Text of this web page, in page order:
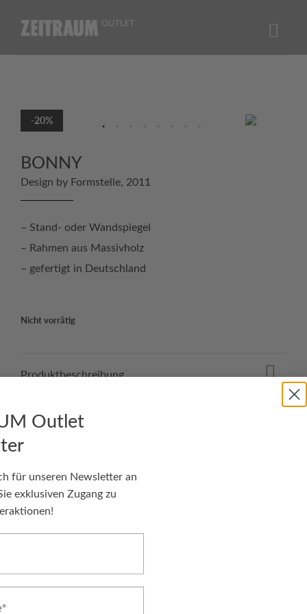
-20%
BONNY
Design by Formstelle, 2011
– Stand- oder Wandspiegel
– Rahmen aus Massivholz
– gefertigt in Deutschland
Nicht vorrätig
Produktbeschreibung
Details
Zahlungsmittel
Outlet
für unseren Newsletter an
exklusiven Zugang zu